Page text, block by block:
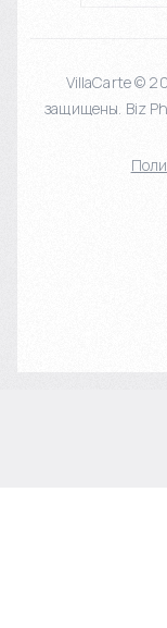
VillaCarte ©
защищены. Biz